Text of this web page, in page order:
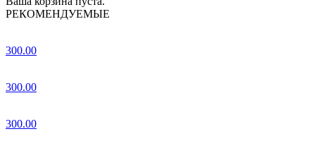
РЕКОМЕНДУЕМЫЕ
300.00
300.00
300.00